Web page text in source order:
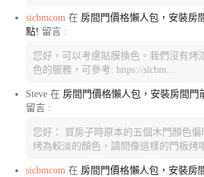
sicbmcom 在 房間門價格懶人包，安裝房
點! 留言 :
您好，可以考慮貼膜換色。我們沒有烤
色的服務，可參考: https://sicbm…
Steve 在 房間門價格懶人包，安裝房間門
留言 :
您好： 買房子時原本的五個木門顏色
烤為較淡的顏色，請問像這樣的門板烤
sicbmcom 在 房間門價格懶人包，安裝房